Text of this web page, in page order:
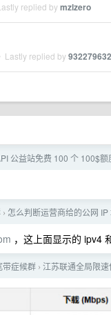
replied bymzlzero
Lastly replied by932279632
公益站免费 100 个 100$额
› 怎么判断运营商给的公网 IP
，这上面显示的 ipv4
带症候群 › 江苏联通全局限速